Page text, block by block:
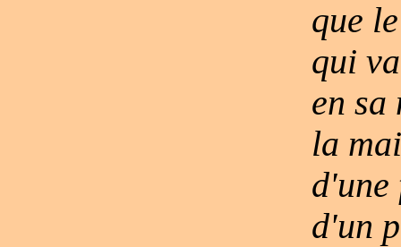
que
qui
en sa
la
d'une
d'un